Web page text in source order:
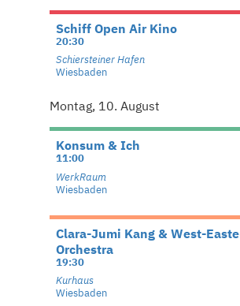
Schiff Open Air Kino
20:30
Schiersteiner Hafen
Wiesbaden
Montag, 10. August
Konsum & Ich
11:00
WerkRaum
Wiesbaden
Clara-Jumi Kang & West-
Orchestra
19:30
Kurhaus
Wiesbaden